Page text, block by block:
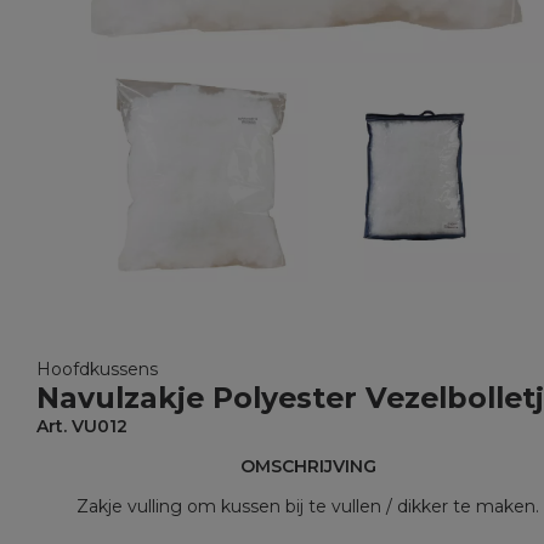
Hoofdkussens
Navulzakje Polyester
Art. VU012
OMSCHRIJVING
Zakje vulling om kussen bij te vullen / dikker te maken.